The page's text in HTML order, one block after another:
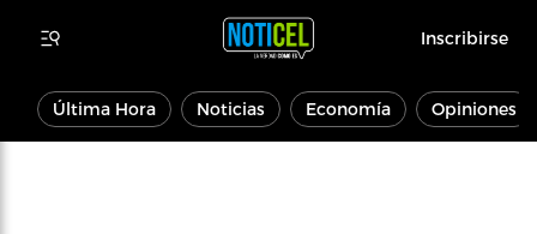
Inscribirse
Última Hora Noticias Economía Opiniones